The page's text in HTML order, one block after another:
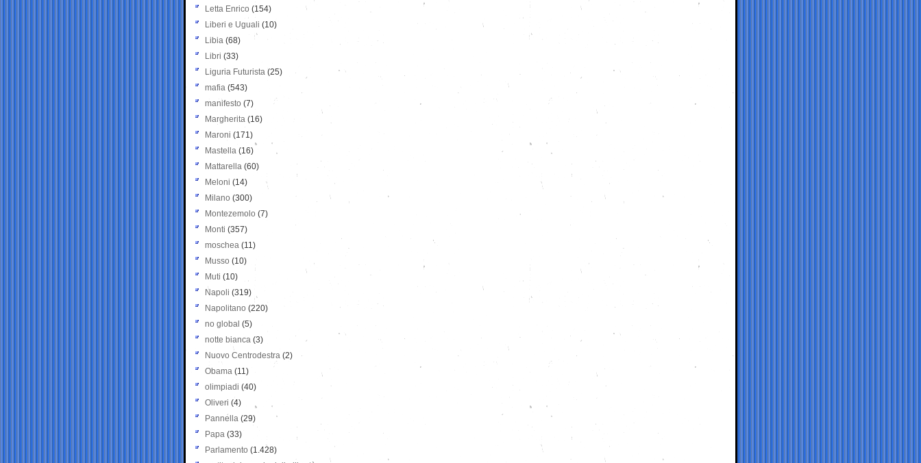
Letta Enrico (154)
Liberi e Uguali (10)
Libia (68)
Libri (33)
Liguria Futurista (25)
mafia (543)
manifesto (7)
Margherita (16)
Maroni (171)
Mastella (16)
Mattarella (60)
Meloni (14)
Milano (300)
Montezemolo (7)
Monti (357)
moschea (11)
Musso (10)
Muti (10)
Napoli (319)
Napolitano (220)
no global (5)
notte bianca (3)
Nuovo Centrodestra (2)
Obama (11)
olimpiadi (40)
Oliveri (4)
Pannella (29)
Papa (33)
Parlamento (1.428)